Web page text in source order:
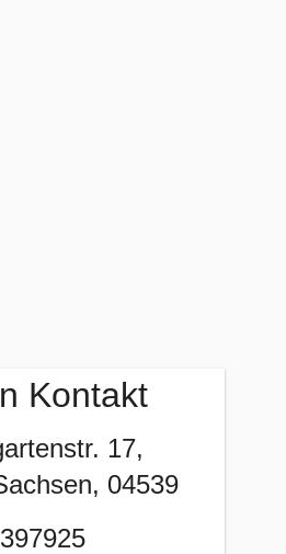
Kontakt
17,
, 04539